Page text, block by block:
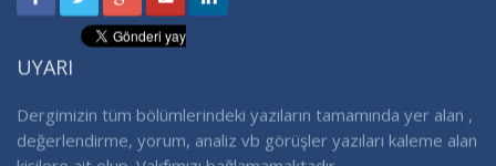
UYARI
Dergimizin tüm bölümlerindeki yazıların tamamında yer alan ,
değerlendirme, yorum, analiz vb görüşler yazıları kaleme alan